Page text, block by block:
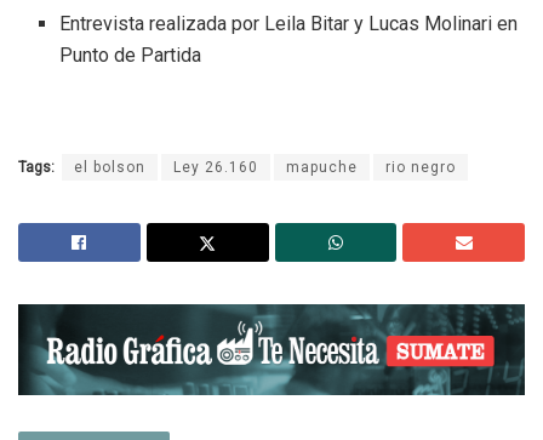
Entrevista realizada por Leila Bitar y Lucas Molinari en
Punto de Partida
Tags: el bolson Ley 26.160 mapuche rio negro